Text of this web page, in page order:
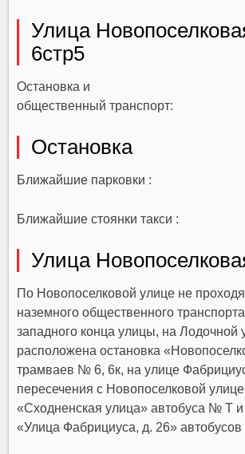
Улица
6стр5
Остановка и
общественный транспорт:
Остановка
Ближайшие парковки :
Ближайшие стоянки такси :
Улица
По Новопоселковой улице не
наземного общественного
западного конца улицы, на Лодочной
расположена остановка
трамваев № 6, 6к, на улице
пересечения с Новопоселковой
«Сходненская улица» автобуса № T и
«Улица Фабрициуса, д. 26»